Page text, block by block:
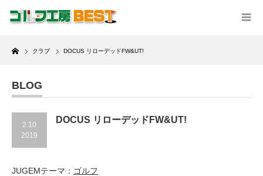
Home
クラブ DOCUS リローデッドFW&UT!
BLOG
2.10
2019
DOCUS リローデッドFW&UT!
JUGEMテーマ： ゴルフ